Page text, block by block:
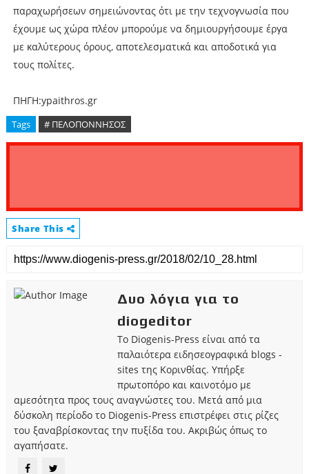
παραχωρήσεων σημειώνοντας ότι με την τεχνογνωσία που
έχουμε ως χώρα πλέον μπορούμε να δημιουργήσουμε έργα
με καλύτερους όρους, αποτελεσματικά και αποδοτικά για
τους πολίτες.
ΠΗΓΗ:ypaithros.gr
Tags # ΠΕΛΟΠΟΝΝΗΣΟΣ
Share This
Δυο λόγια για το
diogeditor
Το Diogenis-Press είναι από τα
παλαιότερα ειδησεογραφικά blogs -
sites της Κορινθίας. Υπήρξε
πρωτοπόρο και καινοτόμο με
αμεσότητα προς τους αναγνώστες του. Μετά από μια
δύσκολη περίοδο το Diogenis-Press επιστρέφει στις ρίζες
του ξαναβρίσκοντας την πυξίδα του. Ακριβώς όπως το
αγαπήσατε.